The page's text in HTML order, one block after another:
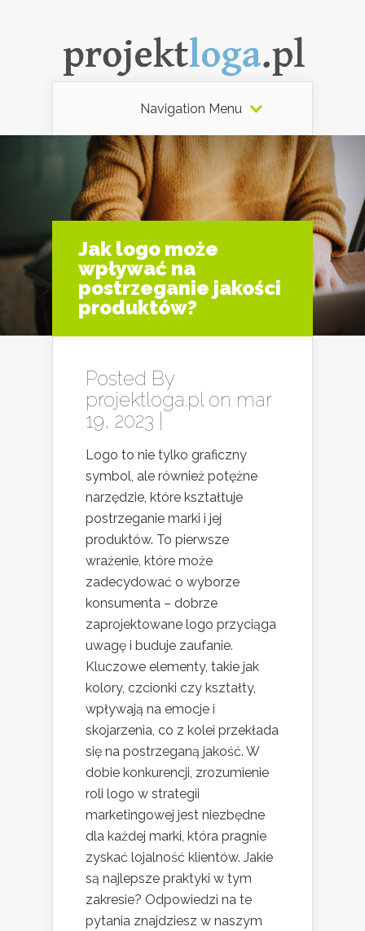
Navigation Menu
Jak logo może
wpływać na
postrzeganie jakości
produktów?
Posted By
projektloga.pl on mar
19, 2023 |
Logo to nie tylko graficzny
symbol, ale również potężne
narzędzie, które kształtuje
postrzeganie marki i jej
produktów. To pierwsze
wrażenie, które może
zadecydować o wyborze
konsumenta – dobrze
zaprojektowane logo przyciąga
uwagę i buduje zaufanie.
Kluczowe elementy, takie jak
kolory, czcionki czy kształty,
wpływają na emocje i
skojarzenia, co z kolei przekłada
się na postrzeganą jakość. W
dobie konkurencji, zrozumienie
roli logo w strategii
marketingowej jest niezbędne
dla każdej marki, która pragnie
zyskać lojalność klientów. Jakie
są najlepsze praktyki w tym
zakresie? Odpowiedzi na te
pytania znajdziesz w naszym